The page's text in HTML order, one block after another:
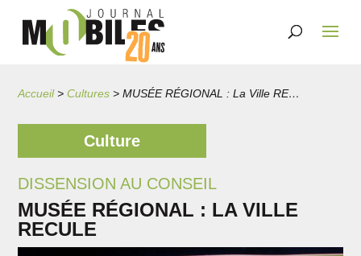
Accueil>Cultures > MUSÉE RÉGIONAL : La Ville RECULE
Culture
DISSENSION AU CONSEIL
MUSÉE RÉGIONAL : LA VILLE
RECULE